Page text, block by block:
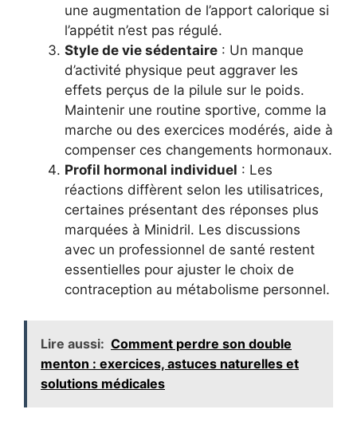
une augmentation de l’apport calorique si
l’appétit n’est pas régulé.
Style de vie sédentaire : Un manque
d’activité physique peut aggraver les
effets perçus de la pilule sur le poids.
Maintenir une routine sportive, comme la
marche ou des exercices modérés, aide à
compenser ces changements hormonaux.
Profil hormonal individuel : Les
réactions diffèrent selon les utilisatrices,
certaines présentant des réponses plus
marquées à Minidril. Les discussions
avec un professionnel de santé restent
essentielles pour ajuster le choix de
contraception au métabolisme personnel.
Lire aussi: Comment perdre son double
menton : exercices, astuces naturelles et
solutions médicales